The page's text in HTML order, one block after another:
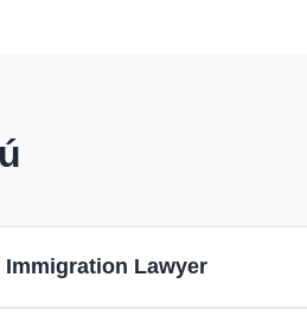
Immigration Lawyer